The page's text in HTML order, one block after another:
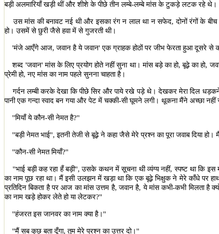
बड़ी अलमारियाँ खड़ी थीं और शीशे के पीछे तीन लम्बे-लम्बे मांस के टुकड़े लटक रहे थे।
उस मांस की बनावट नई थी और इसका रंग न लाल था न सफेद,दोनों रंगों के
हो। उसमें से छुरी जैसे हवा में से गुजरती थी।
'मंजे आएँगे आज,जवान है ये जवान'एक ग्राहक होठों पर जीभ फेरता हुआ दूसरे से
शब्द 'जवान'मांस के लिए प्रयोग होते नहीं सुना था। मांस बड़े का हो,बूढ़े का हो,
प्रेमी हो,नए मांस का नाम पहले सुनना चाहता है।
गर्दन लम्बी करके देखा कि पीछे सिर और पाये रखे पड़े थे। देखकर मेरा दिल
पानी एक गन्दा स्वाद बन गया और पेट में चक्की-सी घूमने लगी। थूकना मैंने अच्छा
''मियाँ ये कौन-सी नेमत है?''
''बड़ी नेमत भाई'',इतनी तेजी से बूढ़े ने कहा जैसे मेरे प्रश्न का पूरा जवाब दिया हो।
''कौन-सी नेमत मियाँ?''
''भाई बड़ी कह रहा हँ बड़ी'',उसके कथन में सूचना थी व्यंग्य नहीं,स्पष्ट था कि इस
का नाम पूछ रहा था। मैं इसी उलझन में खड़ा था कि एक बूढ़े भिक्षुक ने मेरे काँधे पर
प्रतिदिन बिकता है पर आज का मांस उत्तम है,जवान है,ये मांस कभी-कभी मिलता है
का नाम खड़े होकर लेते हो या लेटकर?''
''हंजरत इस जानवर का नाम क्या है।''
''मैं सब कुछ बता दूँगा,तुम मेरे प्रश्न का उत्तर दो।''